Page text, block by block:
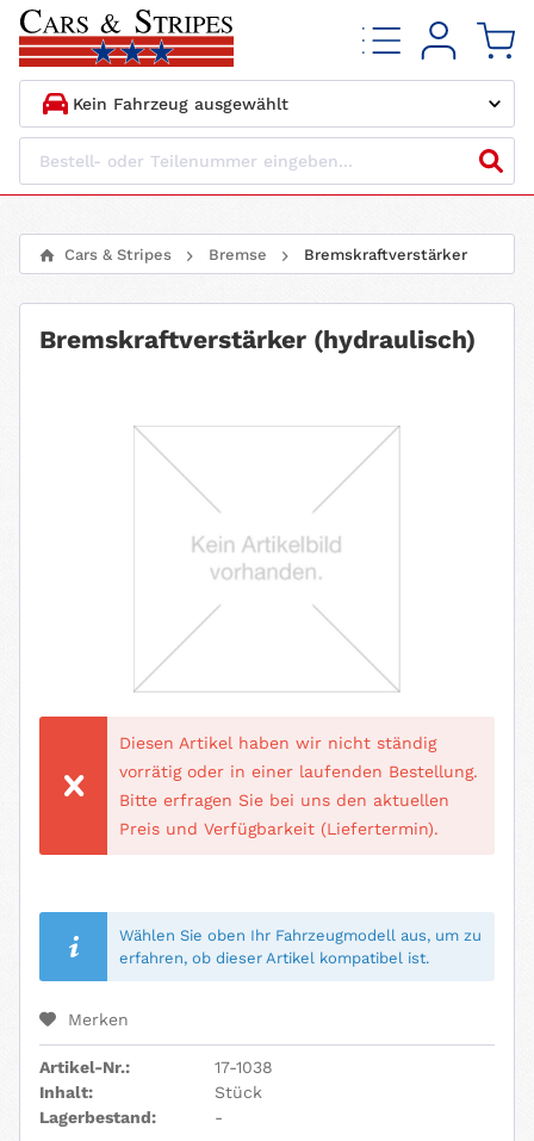
1. HERSTELLER
4. MOTORTYP
Cars & Stripes Bremse Bremskraftverstärker
Bremskraftverstärker (hydraulisch)
Diesen Artikel haben wir nicht ständig
vorrätig oder in einer laufenden Bestellung.
Bitte erfragen Sie bei uns den aktuellen
Preis und Verfügbarkeit (Liefertermin).
Wählen Sie oben Ihr Fahrzeugmodell aus, um zu
erfahren, ob dieser Artikel kompatibel ist.
Merken
Artikel-Nr.:
17-1038
Inhalt:
Stück
Lagerbestand:
-